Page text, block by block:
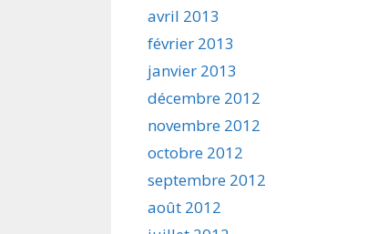
avril 2013
février 2013
janvier 2013
décembre 2012
novembre 2012
octobre 2012
septembre 2012
août 2012